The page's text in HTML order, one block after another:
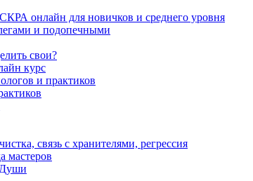
онлайн для новичков и среднего уровня
и подопечными
свои?
курс
и практиков
связь с хранителями, регрессия
Души